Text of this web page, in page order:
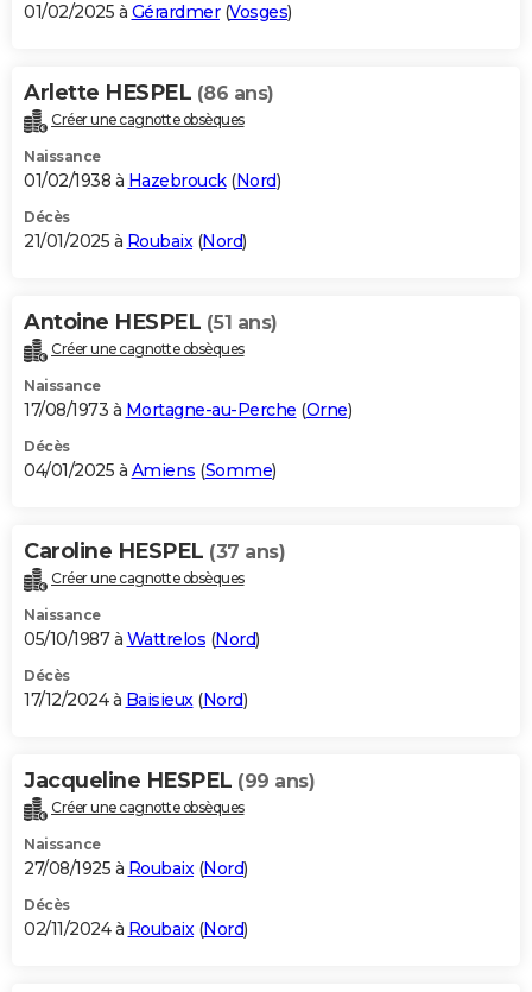
01/02/2025 à Gérardmer(Vosges)
Arlette HESPEL (86 ans)
Créer une cagnotte obsèques
Naissance
01/02/1938 à Hazebrouck(Nord)
Décès
21/01/2025 à Roubaix(Nord)
Antoine HESPEL (51 ans)
Créer une cagnotte obsèques
Naissance
17/08/1973 à Mortagne-au-Perche (Orne)
Décès
04/01/2025 à Amiens (Somme)
Caroline HESPEL (37 ans)
Créer une cagnotte obsèques
Naissance
05/10/1987 à Wattrelos (Nord)
Décès
17/12/2024 à Baisieux(Nord)
Jacqueline HESPEL (99 ans)
Créer une cagnotte obsèques
Naissance
27/08/1925 à Roubaix (Nord)
Décès
02/11/2024 à Roubaix (Nord)